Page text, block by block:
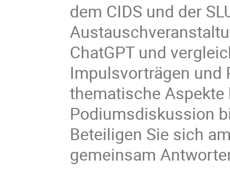
dem CIDS und der
ChatGPT und
Impulsvorträgen und
thematische
Podiumsdiskussion
Beteiligen Sie sich
gemeinsam